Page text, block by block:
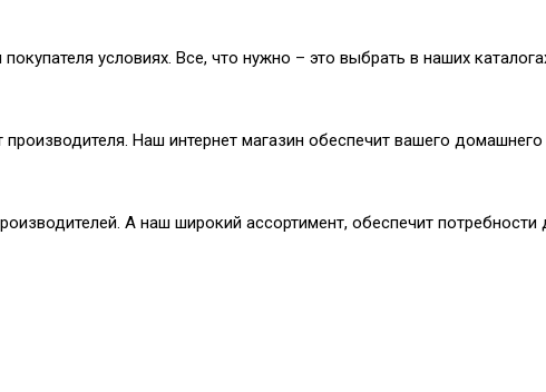
условиях. Все, что нужно – это выбрать в наших
Наш интернет магазин обеспечит вашего
А наш широкий ассортимент, обеспечит